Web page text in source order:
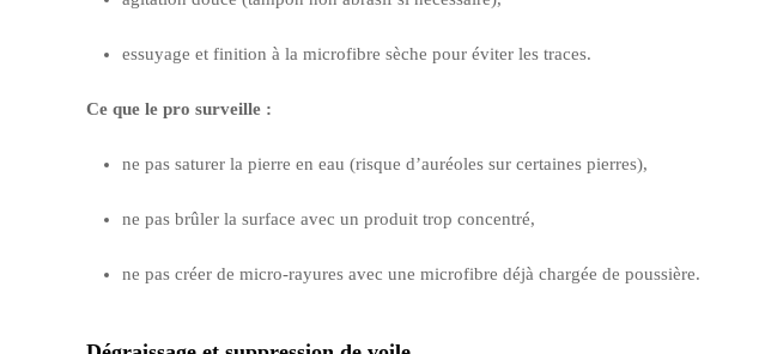
essuyage et finition à la microfibre sèche pour éviter les traces.
Ce que le pro surveille :
ne pas saturer la pierre en eau (risque d’auréoles sur certaines pierres),
ne pas brûler la surface avec un produit trop concentré,
ne pas créer de micro-rayures avec une microfibre déjà chargée de poussière.